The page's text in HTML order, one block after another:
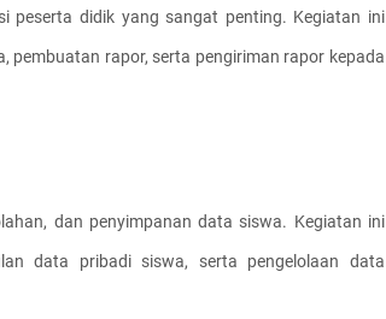
peserta didik yang sangat penting. Kegiatan ini
pembuatan rapor, serta pengiriman rapor kepada
dan penyimpanan data siswa. Kegiatan ini
data pribadi siswa, serta pengelolaan data